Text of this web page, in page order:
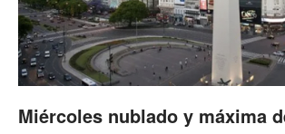
Miércoles nublado y máxima